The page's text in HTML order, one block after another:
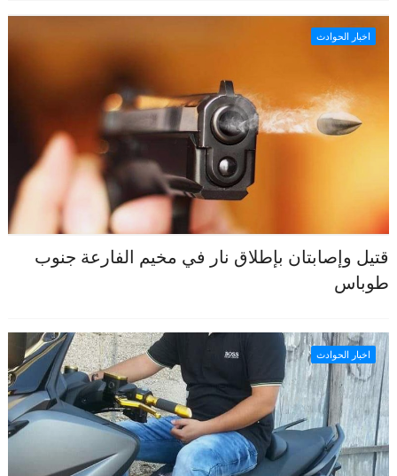
اخبار الحوادث
قتيل وإصابتان بإطلاق نار في مخيم الفارعة جنوب
طوباس
اخبار الحوادث